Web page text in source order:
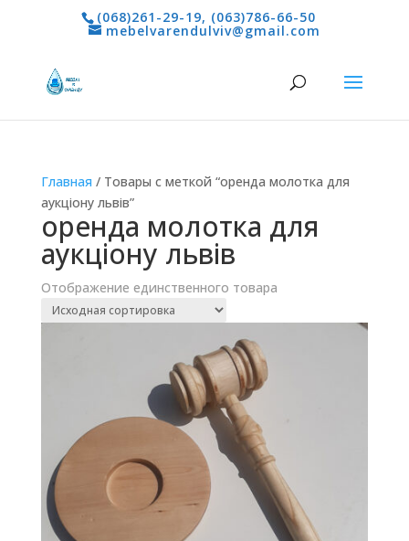
(068)261-29-19, (063)786-66-50
mebelvarendulviv@gmail.com
Главная / Товары с меткой “оренда молотка для
аукціону львів”
оренда молотка для
аукціону львів
Отображение единственного товара